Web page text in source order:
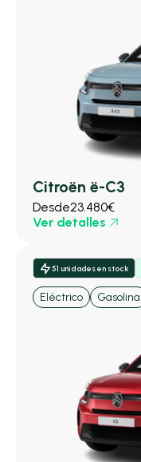
Citroën ë-C3
Desde23.480€
Ver detalles
51 unidades en stock
Eléctrico Gasolina